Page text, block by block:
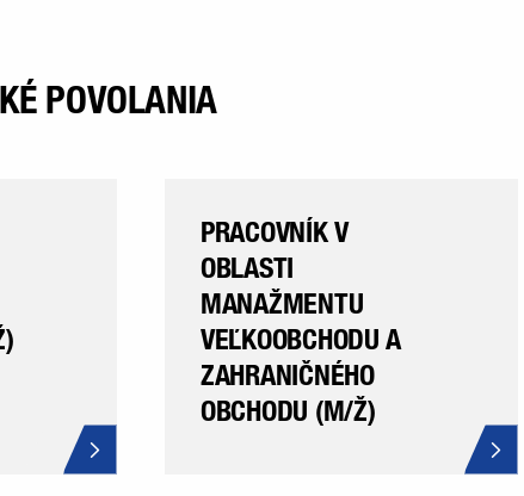
POVOLANIA
PRACOVNÍK V
OBLASTI
MANAŽMENTU
VEĽKOOBCHODU A
ZAHRANIČNÉHO
OBCHODU (M/Ž)